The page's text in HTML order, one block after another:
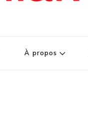
À propos